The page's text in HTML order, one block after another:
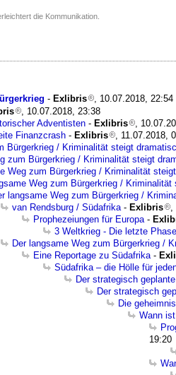
die Kommunikation.
- Exlibris
, 10.07.2018, 22:54
, 10.07.2018, 23:38
Adventisten - Exlibris
,
Finanzcrash - Exlibris
, 11.07.2018,
Bürgerkrieg / Kriminalität steigt
zum Bürgerkrieg / Kriminalität steigt
Weg zum Bürgerkrieg / Kriminalität
Weg zum Bürgerkrieg /
langsame Weg zum Bürgerkrieg /
van Rendsburg / Südafrika- Exlibris
,
Prophezeiungen für Europa-
3 Weltkrieg - Die letzte Phase
Der langsame Weg zum Bürgerkrieg /
Eine Reportage zu Südafrika-
Südafrika – die Hölle für
Der strategisch
Der strategisch
Die
Wann
19:20